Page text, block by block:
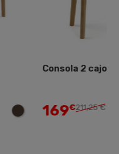
Consola 2 cajones
169€211,25 €